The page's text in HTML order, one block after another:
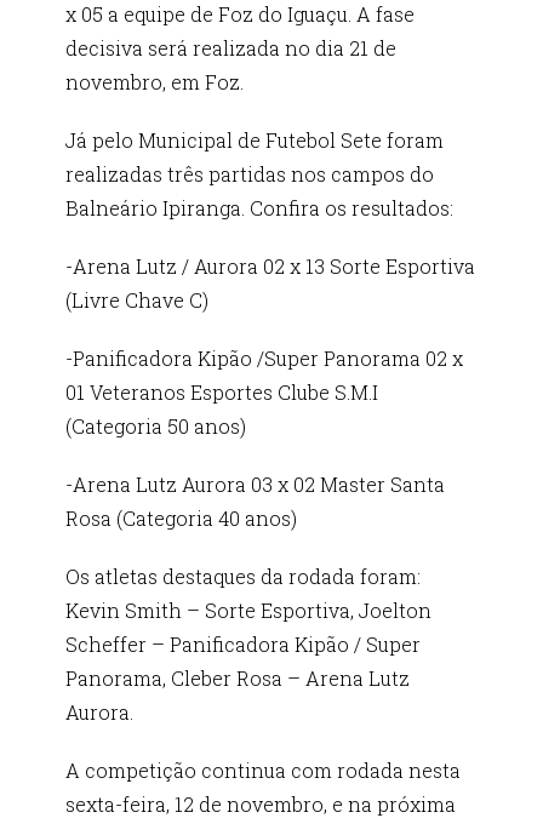
x 05 a equipe de Foz do Iguaçu. A fase
decisiva será realizada no dia 21 de
novembro, em Foz.
Já pelo Municipal de Futebol Sete foram
realizadas três partidas nos campos do
Balneário Ipiranga. Confira os resultados:
-Arena Lutz / Aurora 02 x 13 Sorte Esportiva
(Livre Chave C)
-Panificadora Kipão /Super Panorama 02 x
01 Veteranos Esportes Clube S.M.I
(Categoria 50 anos)
-Arena Lutz Aurora 03 x 02 Master Santa
Rosa (Categoria 40 anos)
Os atletas destaques da rodada foram:
Kevin Smith – Sorte Esportiva, Joelton
Scheffer – Panificadora Kipão / Super
Panorama, Cleber Rosa – Arena Lutz
Aurora.
A competição continua com rodada nesta
sexta-feira, 12 de novembro, e na próxima